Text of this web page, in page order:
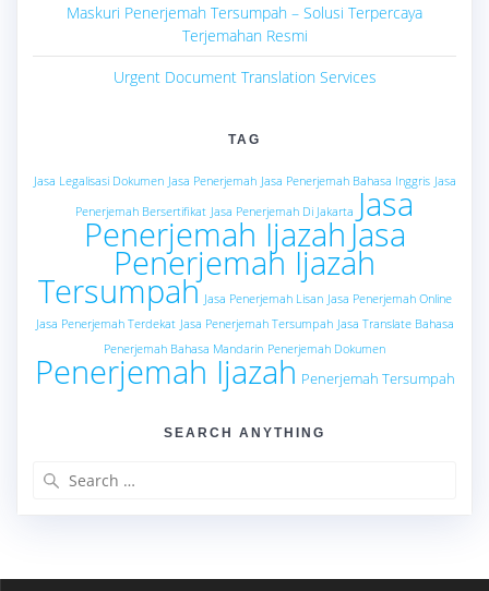
Maskuri Penerjemah Tersumpah – Solusi Terpercaya
Terjemahan Resmi
Urgent Document Translation Services
TAG
Jasa Legalisasi Dokumen Jasa Penerjemah Jasa Penerjemah Bahasa Inggris Jasa
Penerjemah Bersertifikat Jasa Penerjemah Di Jakarta Jasa
Penerjemah Ijazah Jasa
Penerjemah Ijazah
Tersumpah Jasa Penerjemah Lisan Jasa Penerjemah Online
Jasa Penerjemah Terdekat Jasa Penerjemah Tersumpah Jasa Translate Bahasa
Penerjemah Bahasa Mandarin Penerjemah Dokumen
Penerjemah Ijazah Penerjemah Tersumpah
SEARCH ANYTHING